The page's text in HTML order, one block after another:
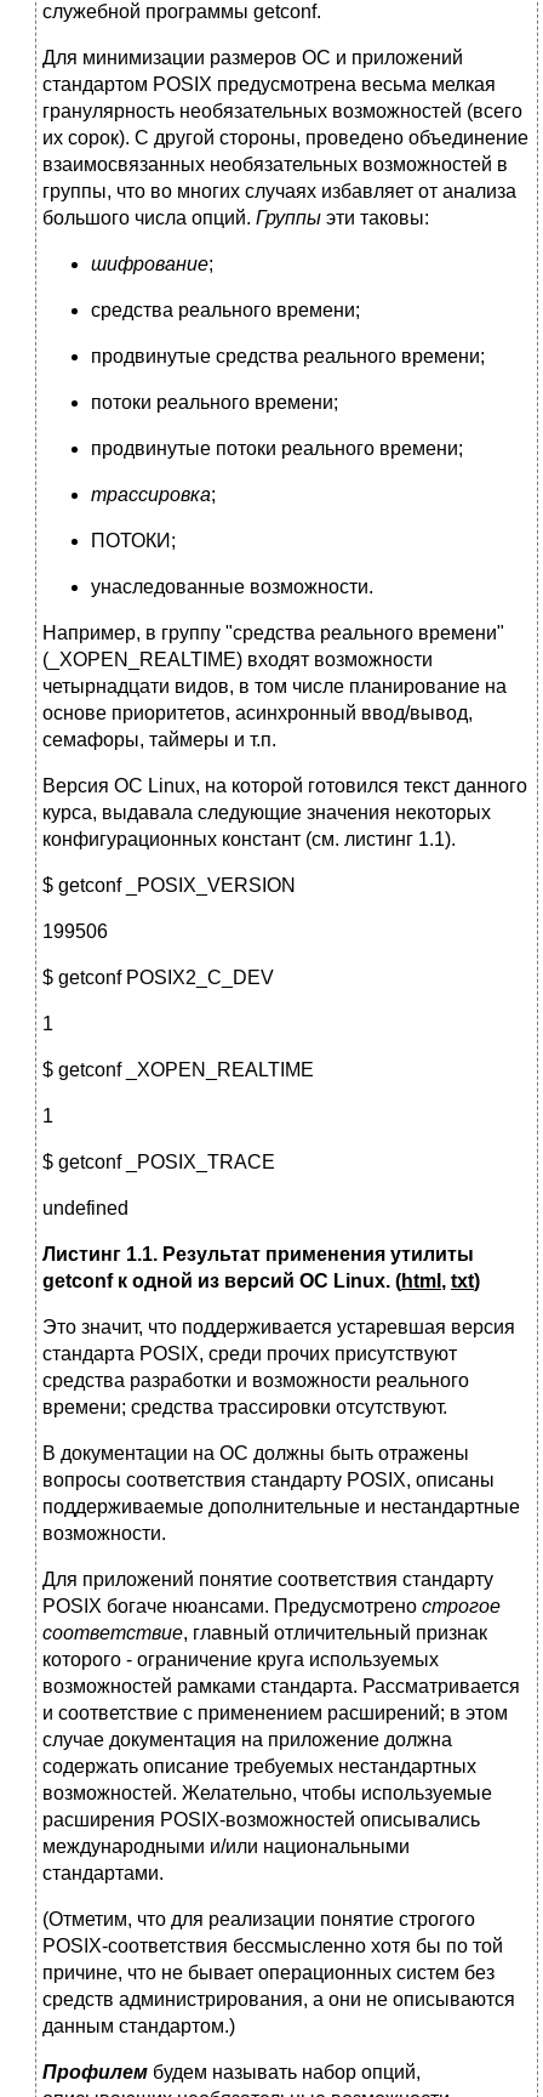
служебной программы getconf.
Для минимизации размеров ОС и приложений
стандартом POSIX предусмотрена весьма мелкая
гранулярность необязательных возможностей (всего
их сорок). С другой стороны, проведено объединение
взаимосвязанных необязательных возможностей в
группы, что во многих случаях избавляет от анализа
большого числа опций. Группы эти таковы:
шифрование;
средства реального времени;
продвинутые средства реального времени;
потоки реального времени;
продвинутые потоки реального времени;
трассировка;
ПОТОКИ;
унаследованные возможности.
Например, в группу "средства реального времени"
(_XOPEN_REALTIME) входят возможности
четырнадцати видов, в том числе планирование на
основе приоритетов, асинхронный ввод/вывод,
семафоры, таймеры и т.п.
Версия ОС Linux, на которой готовился текст данного
курса, выдавала следующие значения некоторых
конфигурационных констант (см. листинг 1.1).
$ getconf _POSIX_VERSION
199506
$ getconf POSIX2_C_DEV
1
$ getconf _XOPEN_REALTIME
1
$ getconf _POSIX_TRACE
undefined
Листинг 1.1. Результат применения утилиты
getconf к одной из версий ОС Linux. (html , txt)
Это значит, что поддерживается устаревшая версия
стандарта POSIX, среди прочих присутствуют
средства разработки и возможности реального
времени; средства трассировки отсутствуют.
В документации на ОС должны быть отражены
вопросы соответствия стандарту POSIX, описаны
поддерживаемые дополнительные и нестандартные
возможности.
Для приложений понятие соответствия стандарту
POSIX богаче нюансами. Предусмотрено строгое
соответствие, главный отличительный признак
которого - ограничение круга используемых
возможностей рамками стандарта. Рассматривается
и соответствие с применением расширений; в этом
случае документация на приложение должна
содержать описание требуемых нестандартных
возможностей. Желательно, чтобы используемые
расширения POSIX-возможностей описывались
международными и/или национальными
стандартами.
(Отметим, что для реализации понятие строгого
POSIX-соответствия бессмысленно хотя бы по той
причине, что не бывает операционных систем без
средств администрирования, а они не описываются
данным стандартом.)
Профилем будем называть набор опций,